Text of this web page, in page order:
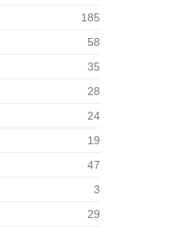
185
58
35
28
24
19
47
3
29